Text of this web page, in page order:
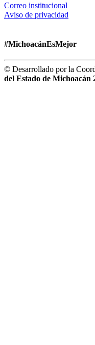
Correo institucional
Aviso de privacidad
#MichoacánEsMejor
© Desarrollado por la
del Estado de Michoacán